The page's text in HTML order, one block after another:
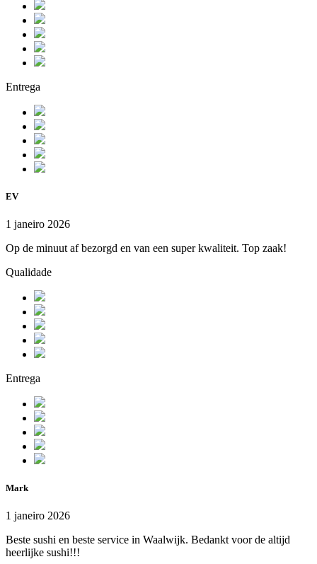
Entrega
EV
1 janeiro 2026
Op de minuut af bezorgd en van een super kwaliteit. Top zaak!
Qualidade
Entrega
Mark
1 janeiro 2026
Beste sushi en beste service in Waalwijk. Bedankt voor de altijd
heerlijke sushi!!!